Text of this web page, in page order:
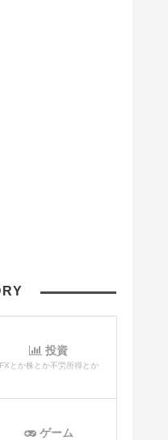
投資
FXとか株とか不労所得とか
ゲーム